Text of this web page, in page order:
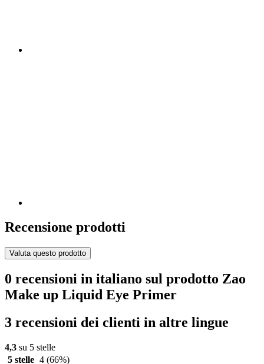
Recensione prodotti
Valuta questo prodotto
0 recensioni in italiano sul prodotto Zao
Make up Liquid Eye Primer
3 recensioni dei clienti in altre lingue
4,3 su 5 stelle
5 stelle 4 (66%)